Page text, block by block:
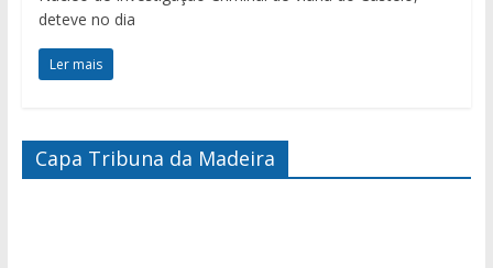
deteve no dia
Ler mais
Capa Tribuna da Madeira